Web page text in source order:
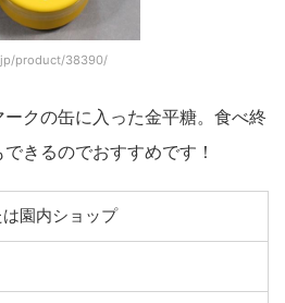
product/38390/
クの缶に入った金平糖。食べ終
きるのでおすすめです！
園内ショップ